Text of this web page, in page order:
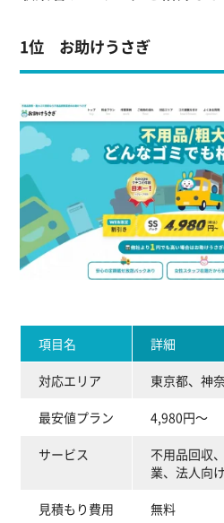
1位 お助けうさぎ
項目名 詳細
対応エリア 東京都、神
最安値プラン 4,980円～
サービス
不用品回収
業、法人向
見積もり費用 無料